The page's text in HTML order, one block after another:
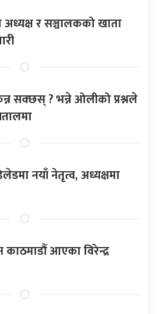
अध्यक्ष र सञ्चालकको खाता
सक्छस् ? भन्ने ओलीको प्रश्नले
नयाँ नेतृत्व, अध्यक्षमा
आएका विरेन्द्र